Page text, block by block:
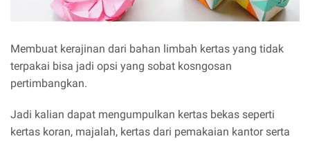
Membuat kerajinan dari bahan limbah kertas yang tidak
terpakai bisa jadi opsi yang sobat kosngosan
pertimbangkan.
Jadi kalian dapat mengumpulkan kertas bekas seperti
kertas koran, majalah, kertas dari pemakaian kantor serta